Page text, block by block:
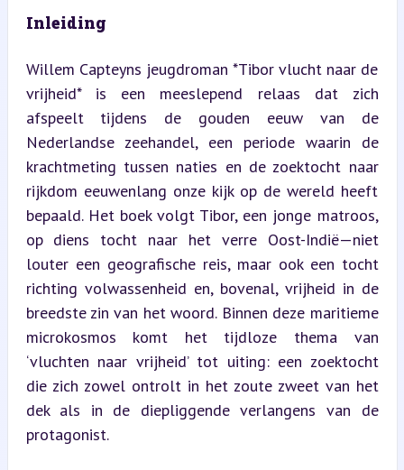
Inleiding
Willem Capteyns jeugdroman *Tibor vlucht naar de
vrijheid* is een meeslepend relaas dat zich
afspeelt tijdens de gouden eeuw van de
Nederlandse zeehandel, een periode waarin de
krachtmeting tussen naties en de zoektocht naar
rijkdom eeuwenlang onze kijk op de wereld heeft
bepaald. Het boek volgt Tibor, een jonge matroos,
op diens tocht naar het verre Oost-Indië—niet
louter een geografische reis, maar ook een tocht
richting volwassenheid en, bovenal, vrijheid in de
breedste zin van het woord. Binnen deze maritieme
microkosmos komt het tijdloze thema van
‘vluchten naar vrijheid’ tot uiting: een zoektocht
die zich zowel ontrolt in het zoute zweet van het
dek als in de diepliggende verlangens van de
protagonist.